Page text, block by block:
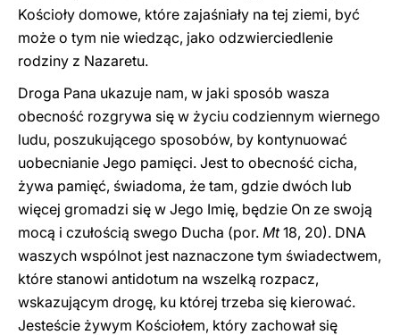
Kościoły domowe, które zajaśniały na tej ziemi, być
może o tym nie wiedząc, jako odzwierciedlenie
rodziny z Nazaretu.
Droga Pana ukazuje nam, w jaki sposób wasza
obecność rozgrywa się w życiu codziennym wiernego
ludu, poszukującego sposobów, by kontynuować
uobecnianie Jego pamięci. Jest to obecność cicha,
żywa pamięć, świadoma, że ​​tam, gdzie dwóch lub
więcej gromadzi się w Jego Imię, będzie On ze swoją
mocą i czułością swego Ducha (por. Mt18, 20). DNA
waszych wspólnot jest naznaczone tym świadectwem,
które stanowi antidotum na wszelką rozpacz,
wskazującym drogę, ku której trzeba się kierować.
Jesteście żywym Kościołem, który zachował się